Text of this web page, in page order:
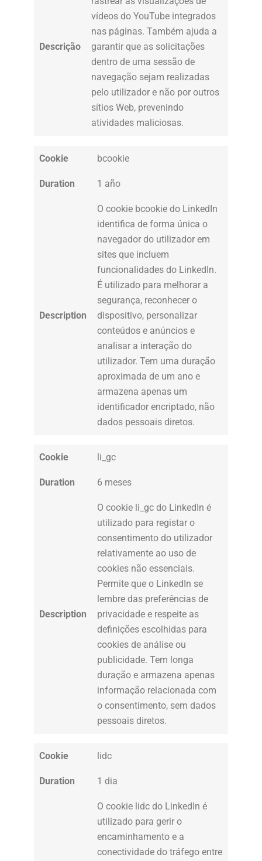
Descrição
vídeos do YouTube integrados
nas páginas. Também ajuda a
garantir que as solicitações
dentro de uma sessão de
navegação sejam realizadas
pelo utilizador e não por outros
sítios Web, prevenindo
atividades maliciosas.
Cookie bcookie
Duration 1 año
Description
O cookie bcookie do LinkedIn
identifica de forma única o
navegador do utilizador em
sites que incluem
funcionalidades do LinkedIn.
É utilizado para melhorar a
segurança, reconhecer o
dispositivo, personalizar
conteúdos e anúncios e
analisar a interação do
utilizador. Tem uma duração
aproximada de um ano e
armazena apenas um
identificador encriptado, não
dados pessoais diretos.
Cookie li_gc
Duration 6 meses
Description
O cookie li_gc do LinkedIn é
utilizado para registar o
consentimento do utilizador
relativamente ao uso de
cookies não essenciais.
Permite que o LinkedIn se
lembre das preferências de
privacidade e respeite as
definições escolhidas para
cookies de análise ou
publicidade. Tem longa
duração e armazena apenas
informação relacionada com
o consentimento, sem dados
pessoais diretos.
Cookie lidc
Duration 1 dia
O cookie lidc do LinkedIn é
utilizado para gerir o
encaminhamento e a
conectividade do tráfego entre